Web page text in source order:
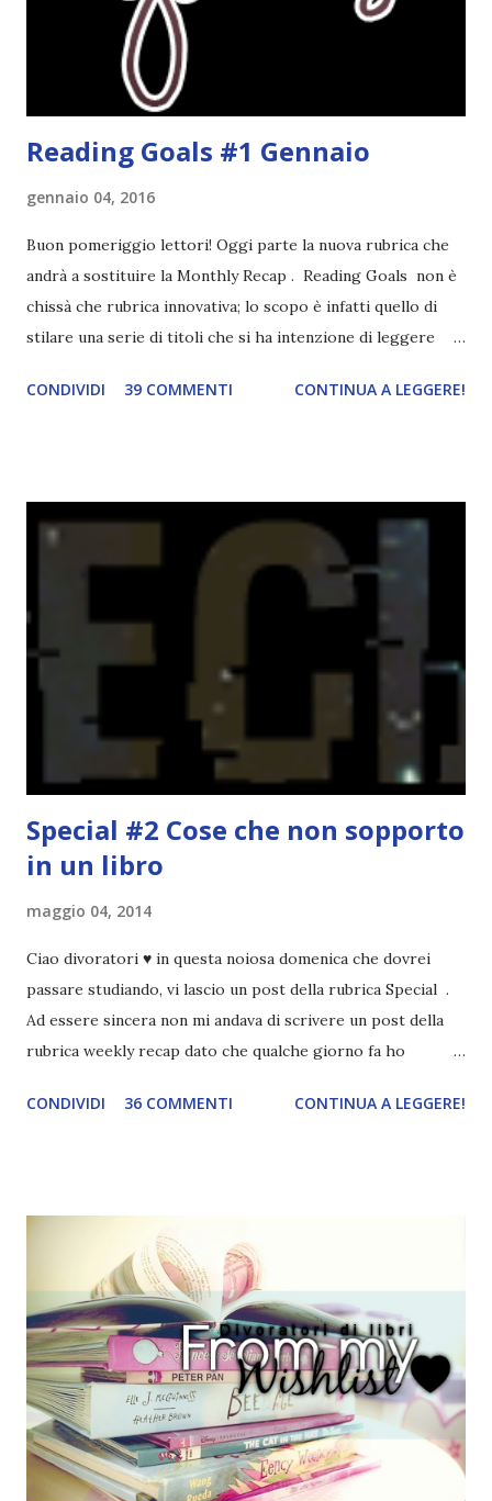
streghe di Salem e se oltre alle streghe aggiungiamo
mondi paralleli e gemelle malefiche, la mia curiosità monta
Reading Goals #1 Gennaio
gennaio 04, 2016
Buon pomeriggio lettori! Oggi parte la nuova rubrica che
andrà a sostituire la Monthly Recap . Reading Goals non è
chissà che rubrica innovativa; lo scopo è infatti quello di
stilare una serie di titoli che si ha intenzione di leggere
una rubrica per tenere sotto controllo le reading
spaziare con i generi letterari e non limitarmi al fantasy.
Per farvi un esempio nel 2015 mi sembra di aver letto
troppi libri impegnativi e davvero pochi libri "leggeri", il
che non è sempre un bene. Credo che sia stata la principale
causa per il mio calo di letture. Comunque, ogni mese -
nessun giorno fisso, però - pubblicherò questo post.
Spero che la rubrica sia di vostro gradimento. GENNAIO
TBR+OBIETTIVI Questa è la mia tbr del mese...
CONDIVIDI 39 COMMENTI CONTINUA A LEGGERE!
Special #2 Cose che non sopporto
in un libro
maggio 04, 2014
Ciao divoratori ♥ in questa noiosa domenica che dovrei
passare studiando, vi lascio un post della rubrica Special .
Ad essere sincera non mi andava di scrivere un post della
rubrica weekly recap dato che qualche giorno fa ho
troppo creare un nuovo banner xD Nella puntata di oggi vi
di dire in un libro? Ad esempio, i capelli arruffati . TUTTI I
RAGAZZI nei libri hanno i capelli arruffati. Vabbè, c'è crisi, il
pettine costa. Dovrei regalarglielo io uno. O magari del gel.
Fatto sta che nella realtà i ragazzi con i capelli così
sembrano degli scappati di casa. Ah, poi ci sono le ciocche
ribelli. Che monelli, che trasgry. Oppure tutti i personaggi
dei libri sono dei grandi lettori, fatto sta che io non ho mai
trovato una scena in ...
CONDIVIDI 36 COMMENTI CONTINUA A LEGGERE!